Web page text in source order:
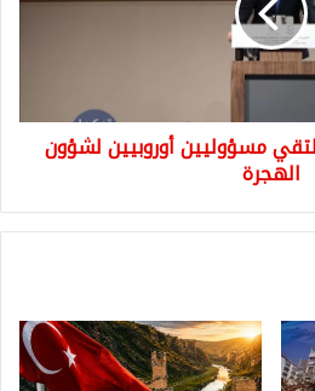
مسؤوليين أوروبيين لشؤون
الهجرة